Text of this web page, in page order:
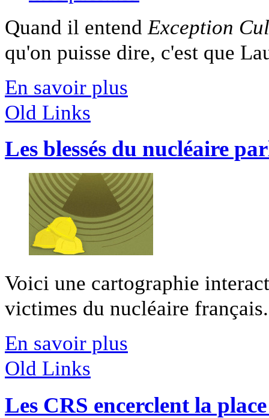
Quand il entend Exception
qu'on puisse dire, c'est que
En savoir plus
Old Links
Les blessés du nucléaire
Voici une cartographie
victimes du nucléaire
En savoir plus
Old Links
Les CRS encerclent la